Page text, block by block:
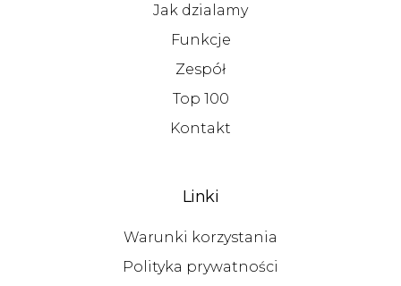
Jak dzialamy
Funkcje
Zespół
Top 100
Kontakt
Linki
Warunki korzystania
Polityka prywatności